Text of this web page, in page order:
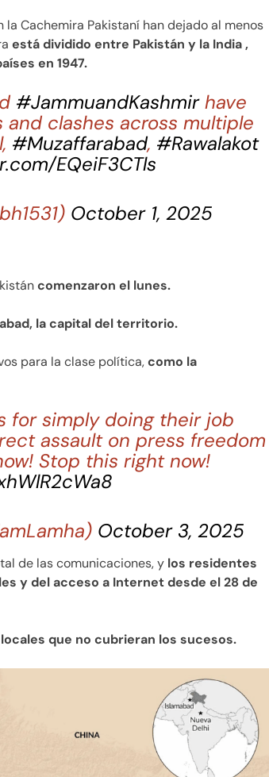
la Cachemira Pakistaní han dejado al menos
está dividido entre Pakistán y la India ,
en 1947.
#JammuandKashmirhave
clashes across multiple
#Muzaffarabad, #Rawalakot
EQeiF3CTls
October 1, 2025
comenzaron el lunes.
la capital del territorio.
para la clase política,como la
for simply doing their job
assault on press freedom
Stop this right now!
October 3, 2025
de las comunicaciones, y los residentes
y del acceso a Internet desde el 28 de
que no cubrieran los sucesos.